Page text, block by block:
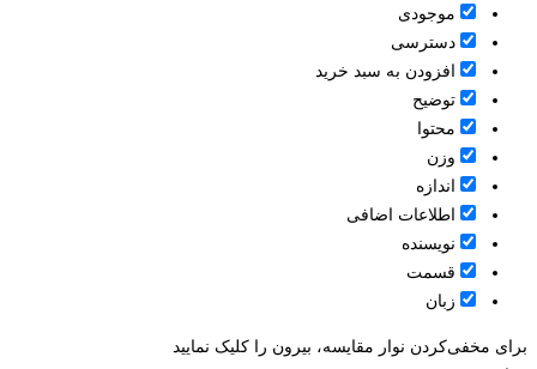
موجودی
دسترسی
افزودن به سبد خرید
توضیح
محتوا
وزن
اندازه
اطلاعات اضافی
نویسنده
قسمت
زبان
برای مخفی‌کردن نوار مقایسه، بیرون را کلیک نمایید